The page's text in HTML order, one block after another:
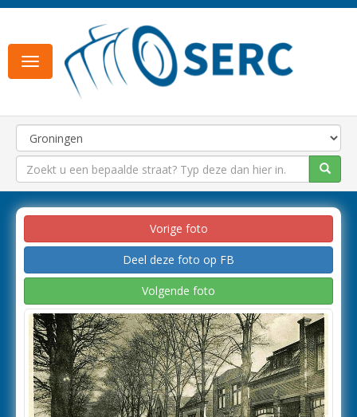
Toggle
navigation
Vorige foto
Deel deze foto op FB
Volgende foto